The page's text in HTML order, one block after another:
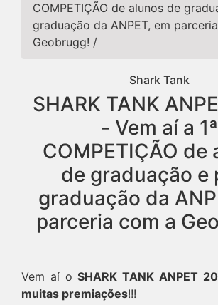
COMPETIÇÃO de alunos de
graduação da ANPET, em
Geobrugg! /
Shark Tank
SHARK TANK
- Vem aí a 1ª
COMPETIÇÃO de
de graduação e
graduação da
parceria com a
Vem aí oSHARK TANK ANPET
muitas premiações!!!